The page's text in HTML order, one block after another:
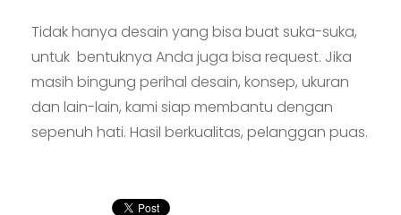
Tidak hanya desain yang bisa buat suka-suka,
untuk bentuknya Anda juga bisa request. Jika
masih bingung perihal desain, konsep, ukuran
dan lain-lain, kami siap membantu dengan
sepenuh hati. Hasil berkualitas, pelanggan puas.